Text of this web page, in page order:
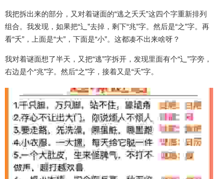
我把拆出来的部分，又对着谜面的“逃之夭夭”这四个字重新排列
组合。我发现，如果把“辶”去掉，剩下“兆”字。然后是“之”字。再
看“夭”，上面是“大”，下面是“小”。这都凑不出来啥呀？
我对着谜面想了半天，又把“逃”字拆开，发现里面有个“辶”字旁，
右边是个“兆”字。然后“之”字，接着又是“夭”字。